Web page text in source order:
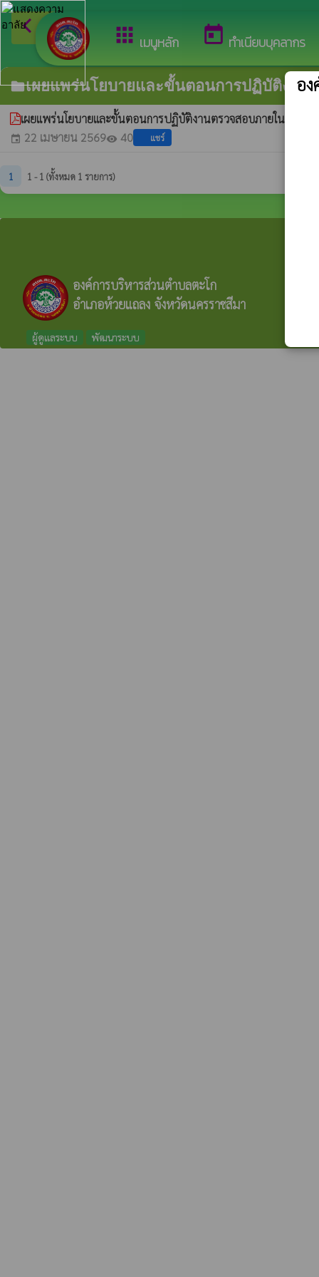
apps เมนูหลัก today ทำเนียบบุคลากร
arrow_back_ios กลับเมนูหลัก
folderเผยแพร่นโยบายและขั้นตอนการปฏิบัติงาน
เผยแพร่นโยบายและขั้นตอนการปฏิบัติงานตรวจสอบภายใน ปร
event 22 เมษายน 2569visibility 40 แชร์
1 1 - 1 (ทั้งหมด 1 รายการ)
องค์การบริหารส่วนตำบลตะโก
อำเภอห้วยแถลง จังหวัดนครราชสีมา
ผู้ดูแลระบบ พัฒนาระบบ
อ